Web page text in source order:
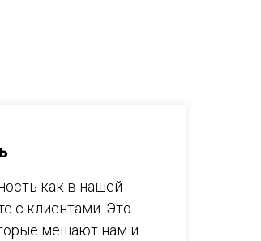
как в нашей
с клиентами. Это
мешают нам и